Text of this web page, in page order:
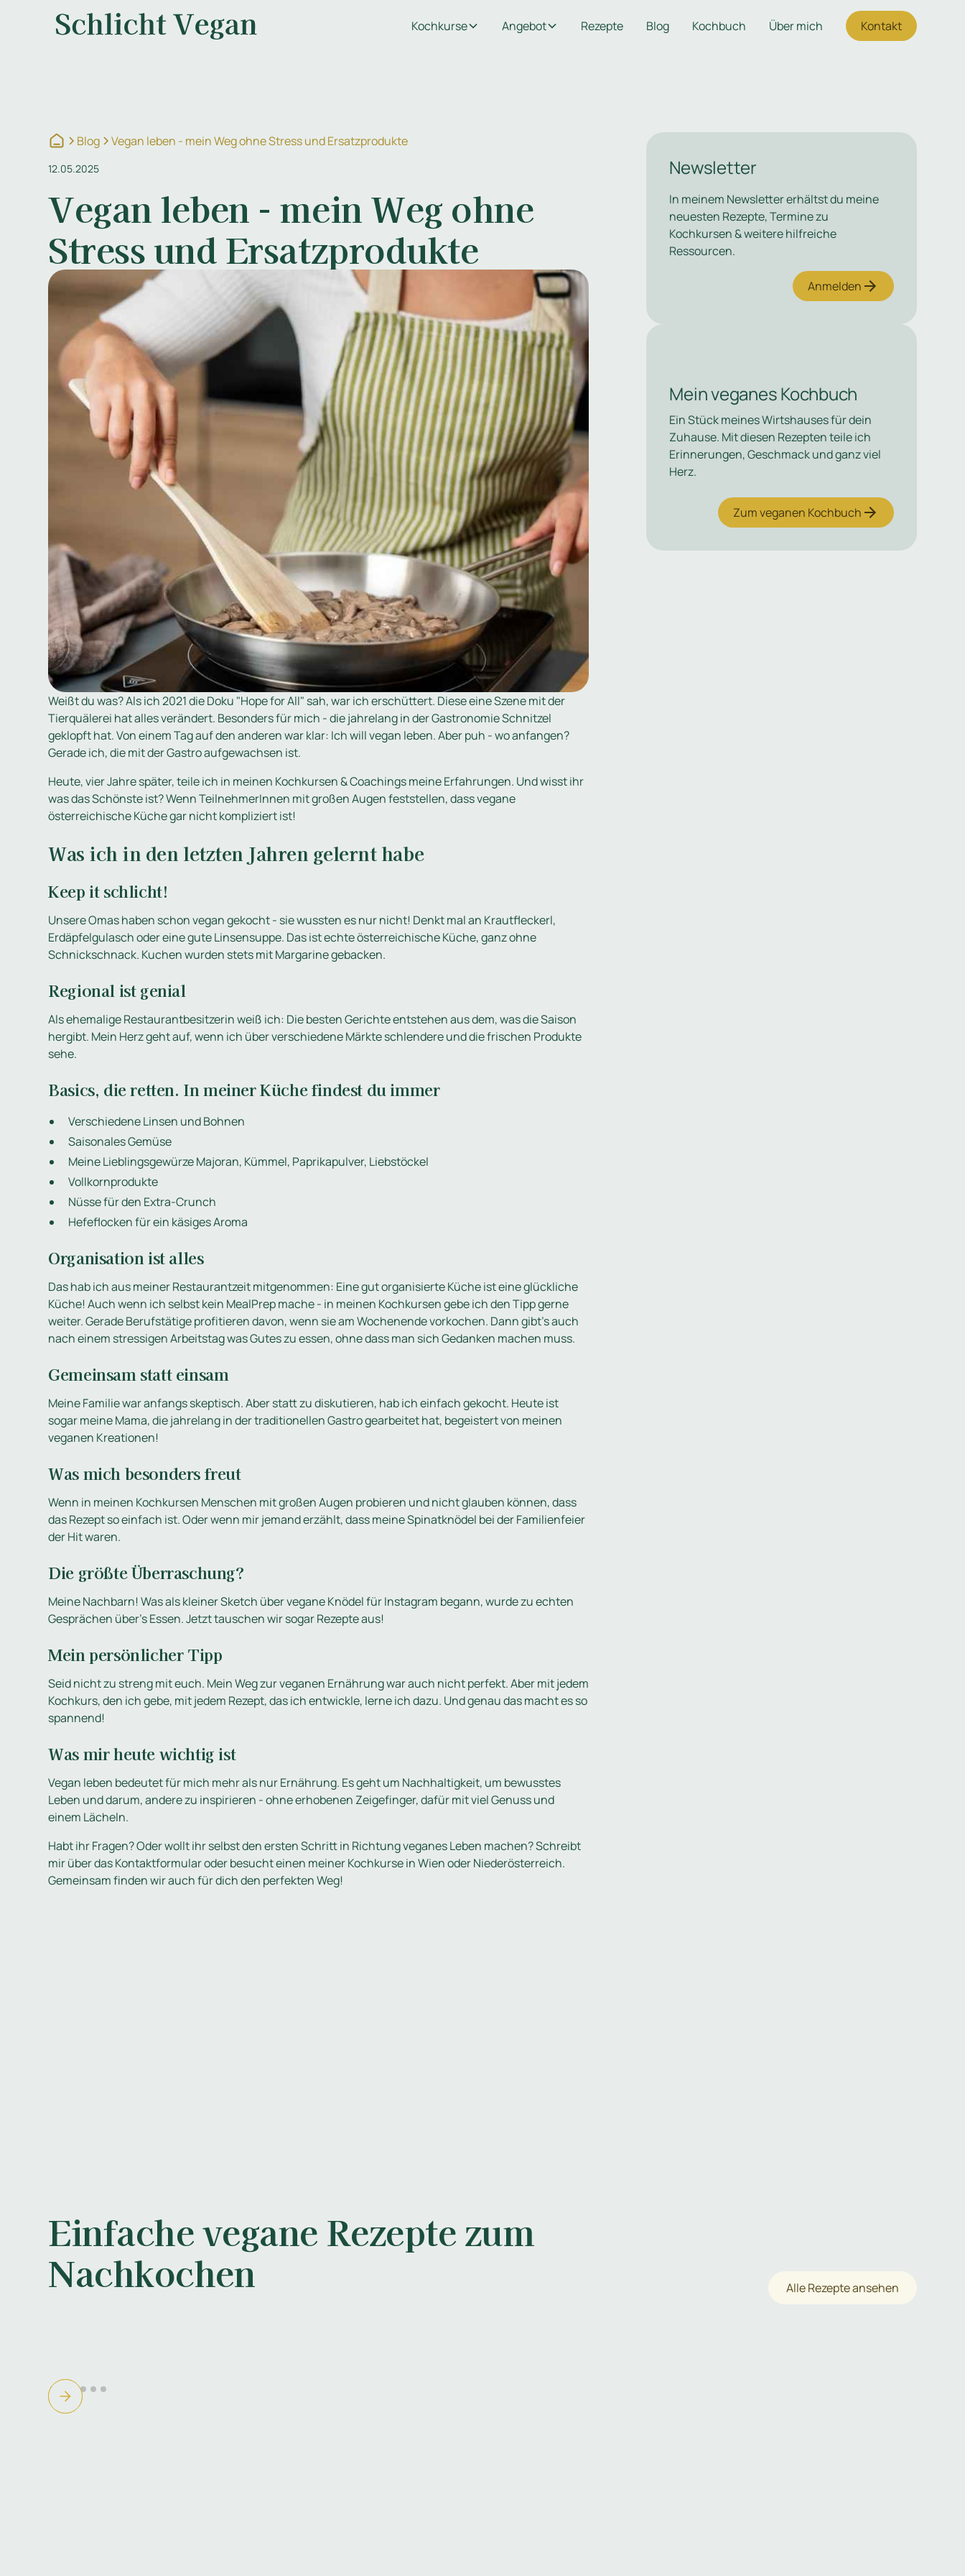
Kochkurse Angebot Rezepte Blog Kochbuch Über mich Kontakt
Blog Vegan leben - mein Weg ohne Stress und Ersatzprodukte
12.05.2025
Vegan leben - mein Weg ohne
Stress und Ersatzprodukte
Weißt du was? Als ich 2021 die Doku "Hope for All" sah, war ich erschüttert. Diese eine Szene mit der
Tierquälerei hat alles verändert. Besonders für mich - die jahrelang in der Gastronomie Schnitzel
geklopft hat. Von einem Tag auf den anderen war klar: Ich will vegan leben. Aber puh - wo anfangen?
Gerade ich, die mit der Gastro aufgewachsen ist.
Heute, vier Jahre später, teile ich in meinen Kochkursen & Coachings meine Erfahrungen. Und wisst ihr
was das Schönste ist? Wenn TeilnehmerInnen mit großen Augen feststellen, dass vegane
österreichische Küche gar nicht kompliziert ist!
Was ich in den letzten Jahren gelernt habe
Keep it schlicht!
Unsere Omas haben schon vegan gekocht - sie wussten es nur nicht! Denkt mal an Krautfleckerl,
Erdäpfelgulasch oder eine gute Linsensuppe. Das ist echte österreichische Küche, ganz ohne
Schnickschnack. Kuchen wurden stets mit Margarine gebacken.
Regional ist genial
Als ehemalige Restaurantbesitzerin weiß ich: Die besten Gerichte entstehen aus dem, was die Saison
hergibt. Mein Herz geht auf, wenn ich über verschiedene Märkte schlendere und die frischen Produkte
sehe.
Basics, die retten. In meiner Küche findest du immer
Verschiedene Linsen und Bohnen
Saisonales Gemüse
Meine Lieblingsgewürze Majoran, Kümmel, Paprikapulver, Liebstöckel
Vollkornprodukte
Nüsse für den Extra-Crunch
Hefeflocken für ein käsiges Aroma
Organisation ist alles
Das hab ich aus meiner Restaurantzeit mitgenommen: Eine gut organisierte Küche ist eine glückliche
Küche! Auch wenn ich selbst kein MealPrep mache - in meinen Kochkursen gebe ich den Tipp gerne
weiter. Gerade Berufstätige profitieren davon, wenn sie am Wochenende vorkochen. Dann gibt's auch
nach einem stressigen Arbeitstag was Gutes zu essen, ohne dass man sich Gedanken machen muss.
Gemeinsam statt einsam
Meine Familie war anfangs skeptisch. Aber statt zu diskutieren, hab ich einfach gekocht. Heute ist
sogar meine Mama, die jahrelang in der traditionellen Gastro gearbeitet hat, begeistert von meinen
veganen Kreationen!
Was mich besonders freut
Wenn in meinen Kochkursen Menschen mit großen Augen probieren und nicht glauben können, dass
das Rezept so einfach ist. Oder wenn mir jemand erzählt, dass meine Spinatknödel bei der Familienfeier
der Hit waren.
Die größte Überraschung?
Meine Nachbarn! Was als kleiner Sketch über vegane Knödel für Instagram begann, wurde zu echten
Gesprächen über's Essen. Jetzt tauschen wir sogar Rezepte aus!
Mein persönlicher Tipp
Seid nicht zu streng mit euch. Mein Weg zur veganen Ernährung war auch nicht perfekt. Aber mit jedem
Kochkurs, den ich gebe, mit jedem Rezept, das ich entwickle, lerne ich dazu. Und genau das macht es so
spannend!
Was mir heute wichtig ist
Vegan leben bedeutet für mich mehr als nur Ernährung. Es geht um Nachhaltigkeit, um bewusstes
Leben und darum, andere zu inspirieren - ohne erhobenen Zeigefinger, dafür mit viel Genuss und
einem Lächeln.
Habt ihr Fragen? Oder wollt ihr selbst den ersten Schritt in Richtung veganes Leben machen? Schreibt
mir über das Kontaktformular oder besucht einen meiner Kochkurse in Wien oder Niederösterreich.
Gemeinsam finden wir auch für dich den perfekten Weg!
Newsletter
In meinem Newsletter erhältst du meine
neuesten Rezepte, Termine zu
Kochkursen & weitere hilfreiche
Ressourcen.
Anmelden
Mein veganes Kochbuch
Ein Stück meines Wirtshauses für dein
Zuhause. Mit diesen Rezepten teile ich
Erinnerungen, Geschmack und ganz viel
Herz.
Zum veganen Kochbuch
Einfache vegane Rezepte zum
Nachkochen
Alle Rezepte ansehen